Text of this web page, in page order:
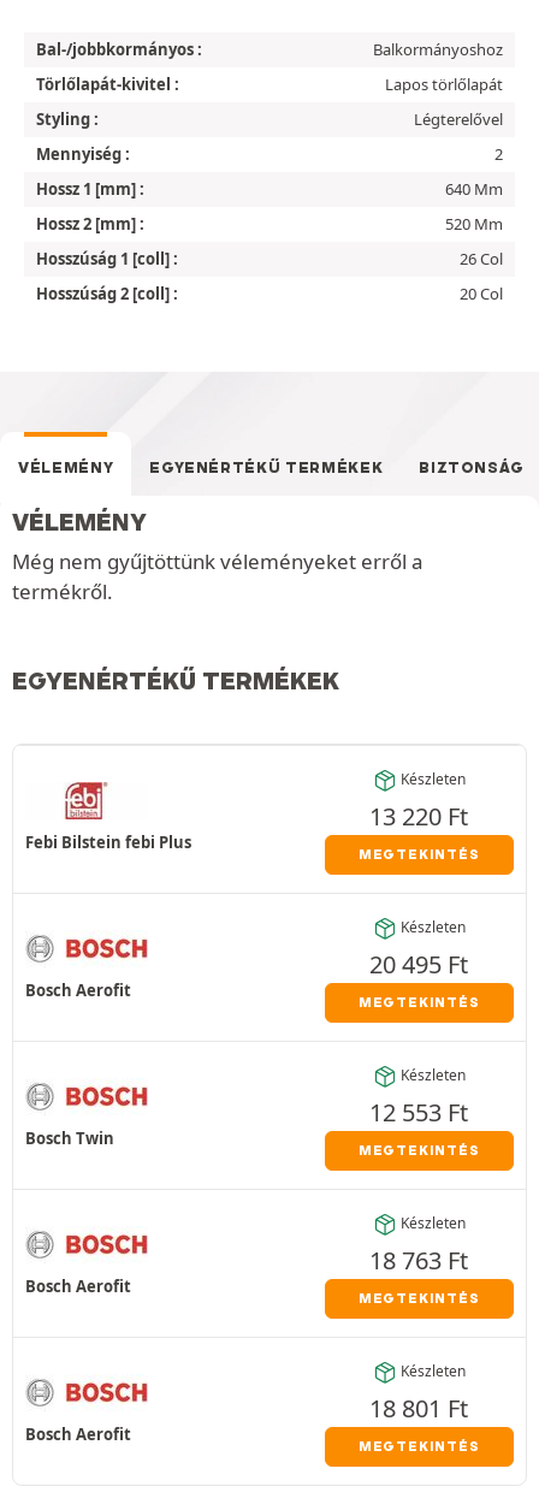
Bal-/jobbkormányos :
Balkormányoshoz
Törlőlapát-kivitel :
Lapos törlőlapát
Styling :
Légterelővel
Mennyiség :
2
Hossz 1 [mm] :
640 Mm
Hossz 2 [mm] :
520 Mm
Hosszúság 1 [coll] :
26 Col
Hosszúság 2 [coll] :
20 Col
VÉLEMÉNY EGYENÉRTÉKŰ TERMÉKEK BIZTONSÁG
VÉLEMÉNY
Még nem gyűjtöttünk véleményeket erről a
termékről.
EGYENÉRTÉKŰ TERMÉKEK
Febi Bilstein febi Plus
Készleten
13 220 Ft
MEGTEKINTÉS
Bosch Aerofit
Készleten
20 495 Ft
MEGTEKINTÉS
Bosch Twin
Készleten
12 553 Ft
MEGTEKINTÉS
Bosch Aerofit
Készleten
18 763 Ft
MEGTEKINTÉS
Bosch Aerofit
Készleten
18 801 Ft
MEGTEKINTÉS